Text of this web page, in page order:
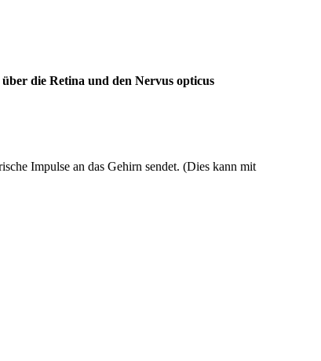
die Retina und den Nervus opticus
Impulse an das Gehirn sendet. (Dies kann mit